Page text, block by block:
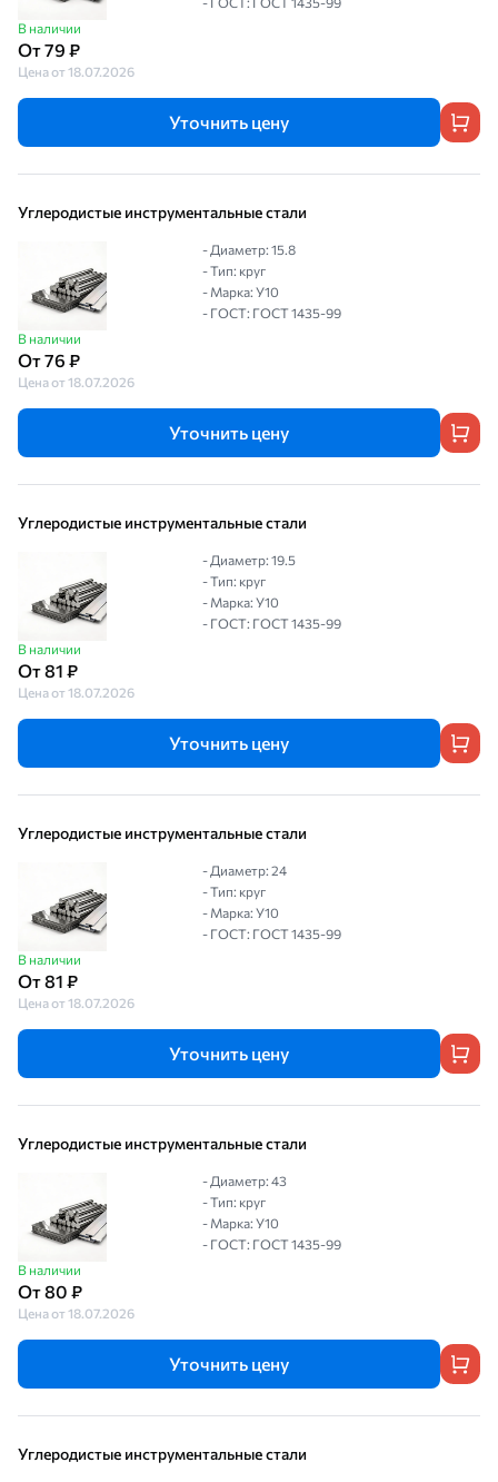
В наличии
От 79 ₽
Цена от 18.07.2026
Уточнить цену
Углеродистые инструментальные стали
В наличии
От 76 ₽
Цена от 18.07.2026
- Диаметр: 15.8
- Тип: круг
- Марка: У10
- ГОСТ: ГОСТ 1435-99
Уточнить цену
Углеродистые инструментальные стали
В наличии
От 81 ₽
Цена от 18.07.2026
- Диаметр: 19.5
- Тип: круг
- Марка: У10
- ГОСТ: ГОСТ 1435-99
Уточнить цену
Углеродистые инструментальные стали
В наличии
От 81 ₽
Цена от 18.07.2026
- Диаметр: 24
- Тип: круг
- Марка: У10
- ГОСТ: ГОСТ 1435-99
Уточнить цену
Углеродистые инструментальные стали
В наличии
От 80 ₽
Цена от 18.07.2026
- Диаметр: 43
- Тип: круг
- Марка: У10
- ГОСТ: ГОСТ 1435-99
Уточнить цену
Углеродистые инструментальные стали